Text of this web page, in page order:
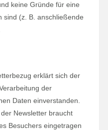
keine Gründe für eine
sind (z. B. anschließende
erklärt sich der
der
Daten einverstanden.
Newsletter braucht
Besuchers eingetragen